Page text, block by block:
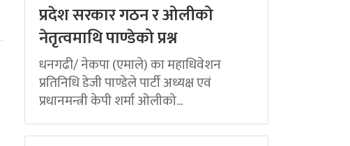
प्रदेश सरकार गठन र ओलीको
नेतृत्वमाथि पाण्डेको प्रश्न
धनगढी/ नेकपा (एमाले) का महाधिवेशन
प्रतिनिधि डेजी पाण्डेले पार्टी अध्यक्ष एवं
प्रधानमन्त्री केपी शर्मा ओलीको...